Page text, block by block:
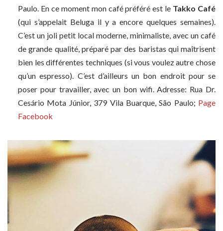
Paulo. En ce moment mon café préféré est le Takko Café
(qui s’appelait Beluga il y a encore quelques semaines).
C’est un joli petit local moderne, minimaliste, avec un café
de grande qualité, préparé par des baristas qui maîtrisent
bien les différentes techniques (si vous voulez autre chose
qu’un espresso). C’est d’ailleurs un bon endroit pour se
poser pour travailler, avec un bon wifi. Adresse: Rua Dr.
Cesário Mota Júnior, 379 Vila Buarque, São Paulo; Page
Facebook